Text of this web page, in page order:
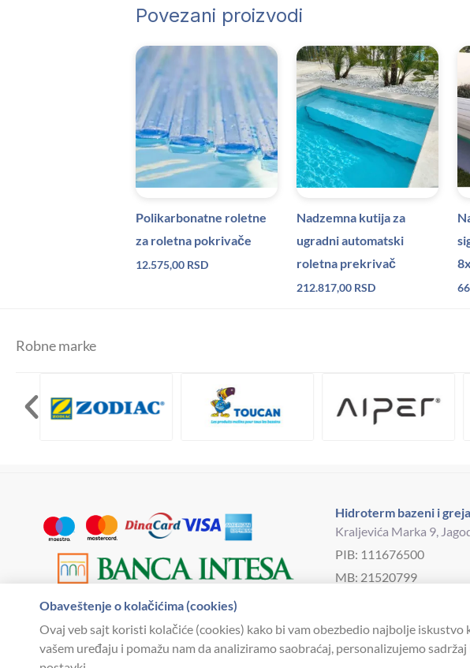
Povezani proizvodi
Polikarbonatne roletne
za roletna pokrivače
12.575,00 RSD
Nadzemna kutija za
ugradni automatski
roletna prekrivač
212.817,00 RSD
Robne marke
Hidroterm bazeni i
Kraljevića Marka 9,
PIB: 111676500
MB: 21520799
Obaveštenje o kolačićima (cookies)
Ovaj veb sajt koristi kolačiće (cookies) kako bi vam obezbedio najbolje
vašem uređaju i pomažu nam da analiziramo saobraćaj, personalizujemo